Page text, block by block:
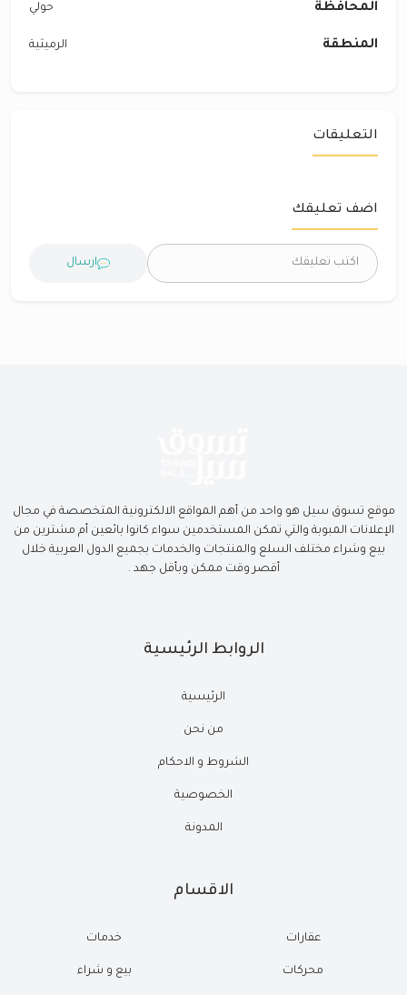
المحافظة حولي
المنطقة الرميثية
التعليقات
اضف تعليقك
ارسال
موقع تسوق سيل هو واحد من أهم المواقع الالكترونية المتخصصة في مجال
الإعلانات المبوبة والتي تمكن المستخدمين سواء كانوا بائعين أم مشترين من
بيع وشراء مختلف السلع والمنتجات والخدمات بجميع الدول العربية خلال
أقصر وقت ممكن وبأقل جهد .
الروابط الرئيسية
الرئيسية
من نحن
الشروط و الاحكام
الخصوصية
المدونة
الاقسام
عقارات
محركات
خدمات
بيع و شراء